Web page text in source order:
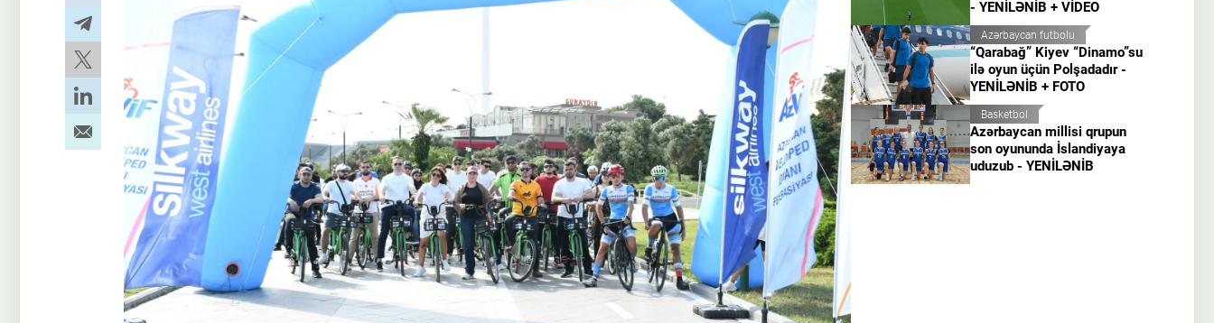
- YENİLƏNİB + VİDEO
Azərbaycan futbolu
“Qarabağ” Kiyev “Dinamo”su
ilə oyun üçün Polşadadır -
YENİLƏNİB + FOTO
Basketbol
Azərbaycan millisi qrupun
son oyununda İslandiyaya
uduzub - YENİLƏNİB